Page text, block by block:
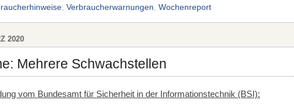
Verbraucherwarnungen Wochenreport
2020
Mehrere Schwachstellen
vom Bundesamt für Sicherheit in der Informationstechnik (BSI):